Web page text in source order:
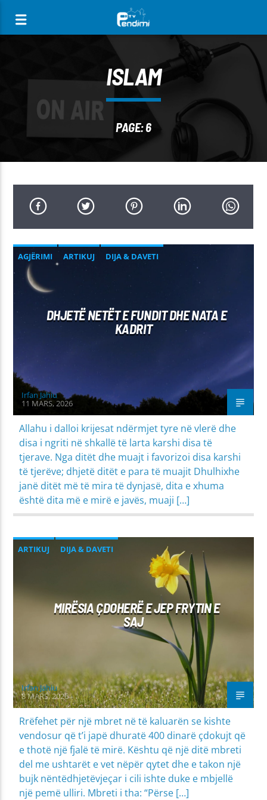
[There are no radio stations in the database]
ISLAM
PAGE: 6
AGJËRIMI ARTIKUJ
DIJA & DAVETI
NAMAZI
DHJETË NETËT E FUNDIT DHE NATA E
KADRIT
Irfan Jahiu
11 MARS, 2026
Allahu i dalloi krijesat ndërmjet tyre në vlerë dhe
disa i ngriti në shkallë të larta karshi disa të
tjerave. Nga ditët dhe muajt i favorizoi disa karshi
të tjerëve; dhjetë ditët e para të muajit Dhulhixhe
janë ditët më të mira të dynjasë, dita e xhuma
është dita më e mirë e javës, muaji […]
ARTIKUJ
DIJA & DAVETI
MIRËSIA ÇDOHERË E JEP FRYTIN E
SAJ
Irfan Jahiu
8 MARS, 2026
Rrëfehet për një mbret në të kaluarën se kishte
vendosur që t’i japë dhuratë 400 dinarë çdokujt që
e thotë një fjalë të mirë. Kështu që një ditë mbreti
del me ushtarët e vet nëpër qytet dhe e takon një
bujk nëntëdhjetëvjeçar i cili ishte duke e mbjellë
një pemë ulliri. Mbreti i tha: “Përse […]